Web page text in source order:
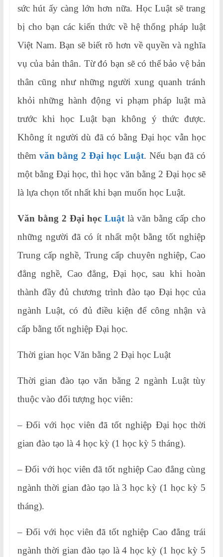
sức hút ấy càng lớn hơn nữa. Học Luật sẽ trang
bị cho bạn các kiến thức về hệ thống pháp luật
Việt Nam. Bạn sẽ biết rõ hơn về quyền và nghĩa
vụ của bản thân. Từ đó bạn sẽ có thể bảo vệ bản
thân cũng như những người xung quanh tránh
khỏi những hành động vi phạm pháp luật mà
trước khi học Luật bạn không ý thức được.
Không ít người dù đã có bằng Đại học vẫn học
thêm văn bằng 2 Đại học Luật. Nếu bạn đã có
một bằng Đại học, thì học văn bằng 2 Đại học sẽ
là lựa chọn tốt nhất khi bạn muốn học Luật.
Văn bằng 2 Đại học Luậtlà văn bằng cấp cho
những người đã có ít nhất một bằng tốt nghiệp
Trung cấp nghề, Trung cấp chuyên nghiệp, Cao
đẳng nghề, Cao đẳng, Đại học, sau khi hoàn
thành đầy đủ chương trình đào tạo Đại học của
ngành Luật, có đủ điều kiện để công nhận và
cấp bằng tốt nghiệp Đại học.
Thời gian học Văn bằng 2 Đại học Luật
Thời gian đào tạo văn bằng 2 ngành Luật tùy
thuộc vào đối tượng học viên:
– Đối với học viên đã tốt nghiệp Đại học thời
gian đào tạo là 4 học kỳ (1 học kỳ 5 tháng).
– Đối với học viên đã tốt nghiệp Cao đẳng cùng
ngành thời gian đào tạo là 3 học kỳ (1 học kỳ 5
tháng).
– Đối với học viên đã tốt nghiệp Cao đẳng trái
ngành thời gian đào tạo là 4 học kỳ (1 học kỳ 5